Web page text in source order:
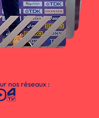
nos réseaux :